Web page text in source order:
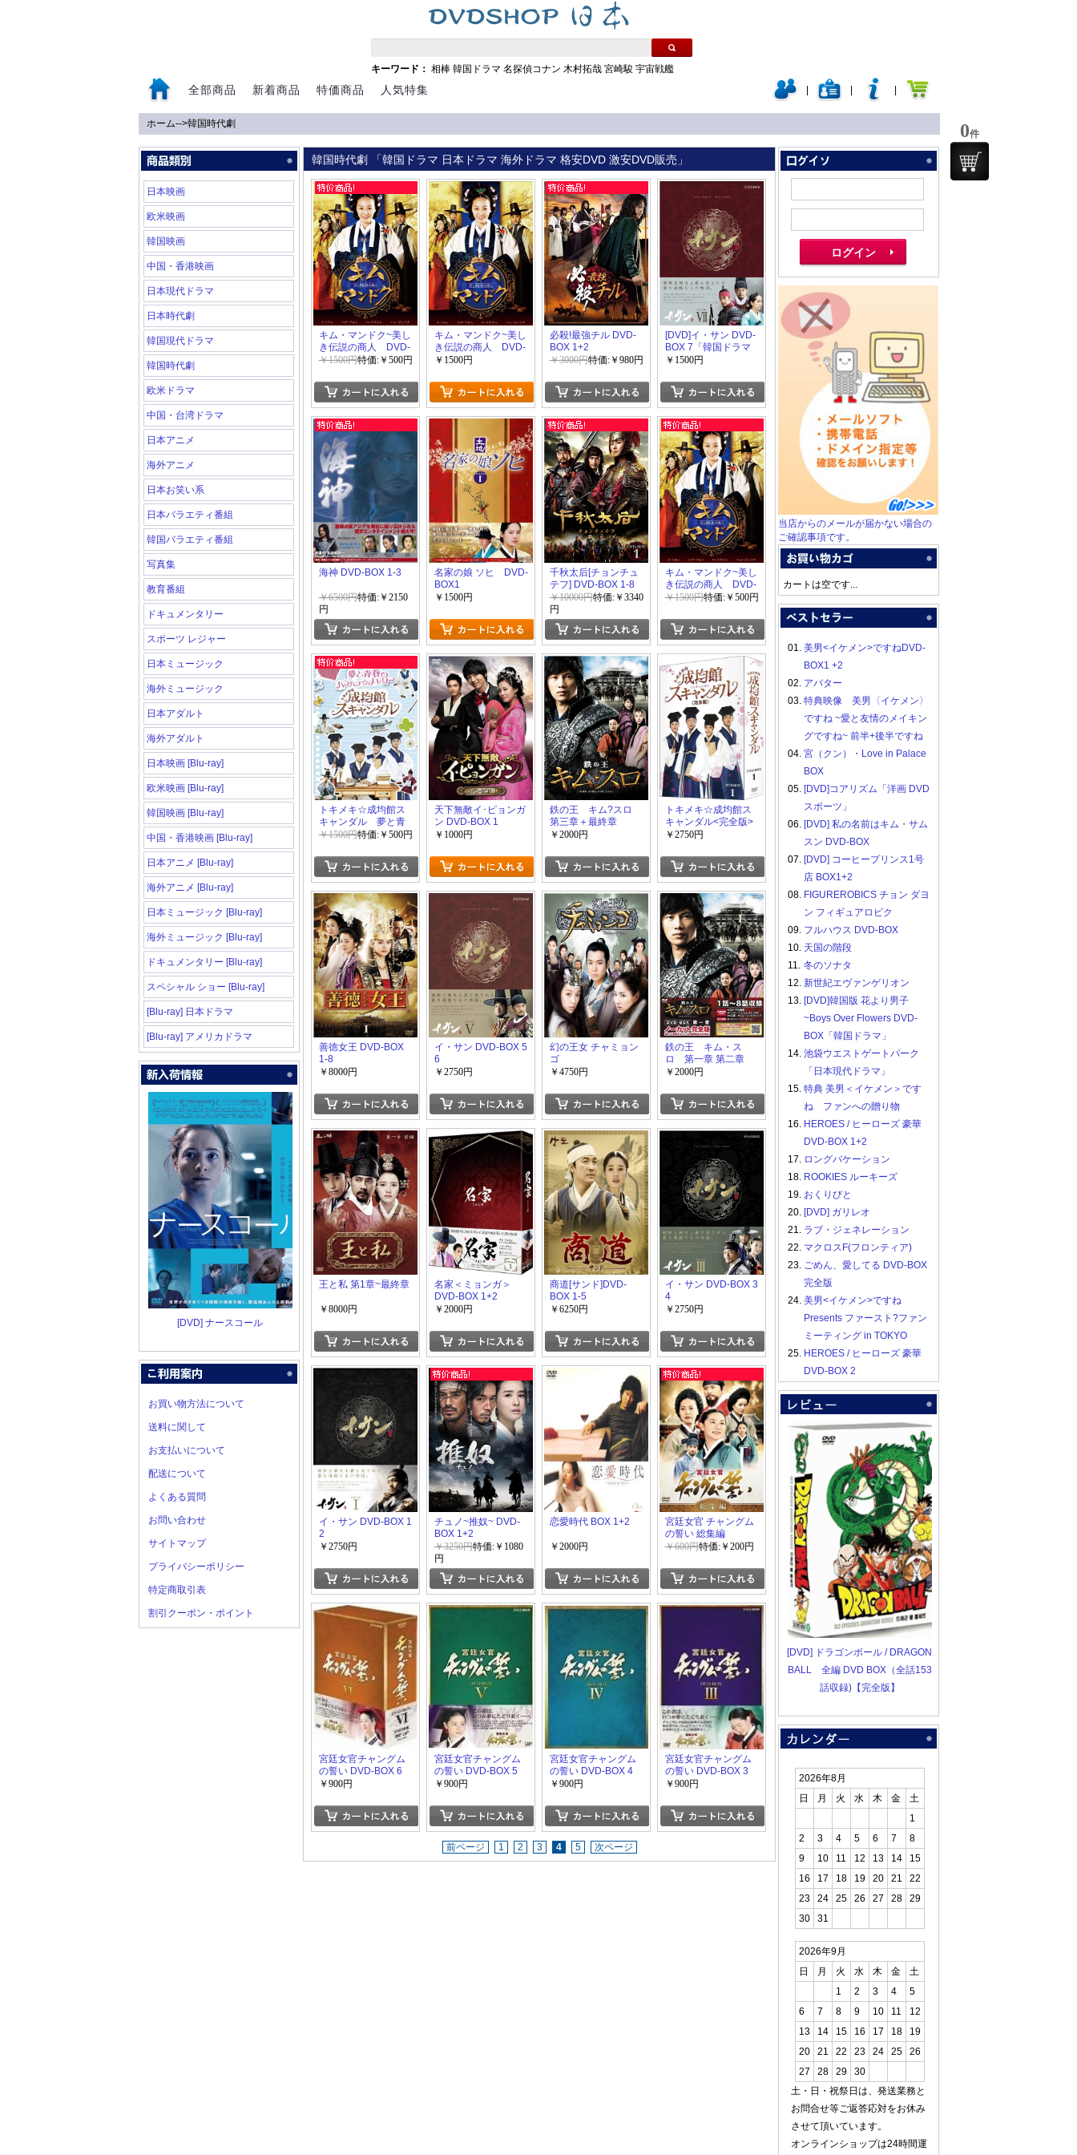
キーワード： 相棒 韓国ドラマ 名探偵コナン 木村拓哉 宮崎駿 宇宙戦艦
全部商品 新着商品 特価商品 人気特集
ホーム-->韓国時代劇
日本映画
欧米映画
韓国映画
中国・香港映画
日本現代ドラマ
日本時代劇
韓国現代ドラマ
韓国時代劇
欧米ドラマ
中国・台湾ドラマ
日本アニメ
海外アニメ
日本お笑い系
日本バラエティ番組
韓国バラエティ番組
写真集
教育番組
ドキュメンタリー
スポーツ レジャー
日本ミュージック
海外ミュージック
日本アダルト
海外アダルト
日本映画 [Blu-ray]
欧米映画 [Blu-ray]
韓国映画 [Blu-ray]
中国・香港映画 [Blu-ray]
日本アニメ [Blu-ray]
海外アニメ [Blu-ray]
日本ミュージック [Blu-ray]
海外ミュージック [Blu-ray]
ドキュメンタリー [Blu-ray]
スペシャル ショー [Blu-ray]
[Blu-ray] 日本ドラマ
[Blu-ray] アメリカドラマ
[DVD] ナースコール
お買い物方法について
送料に関して
お支払いについて
配送について
よくある質問
お問い合わせ
サイトマップ
プライバシーポリシー
特定商取引表
割引クーポン・ポイント
韓国時代劇 「韓国ドラマ 日本ドラマ 海外ドラマ 格安DVD 激安DVD販売」
キム・マンドク~美し
き伝説の商人 DVD-
BOX 3
￥1500円特価:￥500円
キム・マンドク~美し
き伝説の商人 DVD-
BOX 2
￥1500円
必殺!最強チル DVD-
BOX 1+2
￥3000円特価:￥980円
[DVD]イ・サン DVD-
BOX 7「韓国ドラマ
アクション」
￥1500円
海神 DVD-BOX 1-3
￥6500円特価:￥2150
円
名家の娘 ソヒ DVD-
BOX1
￥1500円
千秋太后[チョンチュ
テフ] DVD-BOX 1-8
￥10000円特価:￥3340
円
キム・マンドク~美し
き伝説の商人 DVD-
BOX 1
￥1500円特価:￥500円
トキメキ☆成均館ス
キャンダル 夢と青
春のハラハラ☆メモ
ドキ☆メモリー+OST
￥1500円特価:￥500円
天下無敵イ･ピョンガ
ン DVD-BOX 1
￥1000円
鉄の王 キム?スロ
第三章＋最終章
￥2000円
トキメキ☆成均館ス
キャンダル<完全版>
DVD-BOX 1+2
￥2750円
善徳女王 DVD-BOX
1-8
￥8000円
イ・サン DVD-BOX 5
6
￥2750円
幻の王女 チャミョン
ゴ
￥4750円
鉄の王 キム・ス
ロ 第一章 第二章
￥2000円
王と私 第1章~最終章
￥8000円
名家＜ミョンガ＞
DVD-BOX 1+2
￥2000円
商道[サンド]DVD-
BOX 1-5
￥6250円
イ・サン DVD-BOX 3
4
￥2750円
イ・サン DVD-BOX 1
2
￥2750円
チュノ~推奴~ DVD-
BOX 1+2
￥3250円特価:￥1080
円
恋愛時代 BOX 1+2
￥2000円
宮廷女官 チャングム
の誓い 総集編
￥600円特価:￥200円
宮廷女官チャングム
の誓い DVD-BOX 6
￥900円
宮廷女官チャングム
の誓い DVD-BOX 5
￥900円
宮廷女官チャングム
の誓い DVD-BOX 4
￥900円
宮廷女官チャングム
の誓い DVD-BOX 3
￥900円
前ページ 1 2 3 4 5 次ページ
当店からのメールが届かない場合の
ご確認事項です。
カートは空です...
01. 美男<イケメン>ですねDVD-
BOX1 +2
02. アバター
03. 特典映像 美男〈イケメン〉
ですね ~愛と友情のメイキン
グですね~ 前半+後半ですね
04. 宮（クン）・Love in Palace
BOX
05. [DVD]コアリズム「洋画 DVD
スポーツ」
06. [DVD] 私の名前はキム・サム
スン DVD-BOX
07. [DVD] コーヒープリンス1号
店 BOX1+2
08. FIGUREROBICS チョン ダヨ
ン フィギュアロビク
09. フルハウス DVD-BOX
10. 天国の階段
11. 冬のソナタ
12. 新世紀エヴァンゲリオン
13. [DVD]韓国版 花より男子
~Boys Over Flowers DVD-
BOX「韓国ドラマ」
14. 池袋ウエストゲートパーク
「日本現代ドラマ」
15. 特典 美男＜イケメン＞です
ね ファンへの贈り物
16. HEROES / ヒーローズ 豪華
DVD-BOX 1+2
17. ロングバケーション
18. ROOKIES ルーキーズ
19. おくりびと
20. [DVD] ガリレオ
21. ラブ・ジェネレーション
22. マクロスF(フロンティア)
23. ごめん、愛してる DVD-BOX
完全版
24. 美男<イケメン>ですね
Presents ファースト?ファン
ミーティング in TOKYO
25. HEROES / ヒーローズ 豪華
DVD-BOX 2
[DVD] ドラゴンボール / DRAGON
BALL 全編 DVD BOX（全話153
話収録)【完全版】
2026年8月
日
月 火 水 木 金
土
1
2
3 4 5 6 7
8
9
10 11 12 13 14
15
16
17 18 19 20 21
22
23
24 25 26 27 28
29
30
31
2026年9月
日
月 火 水 木 金
土
1
2 3 4
5
6
7 8 9 10 11
12
13
14 15 16 17 18
19
20
21 22 23 24 25
26
27
28 29
30
土・日・祝祭日は、発送業務と
お問合せ等ご返答応対をお休み
させて頂いています。
オンラインショップは24時間運
0件
0